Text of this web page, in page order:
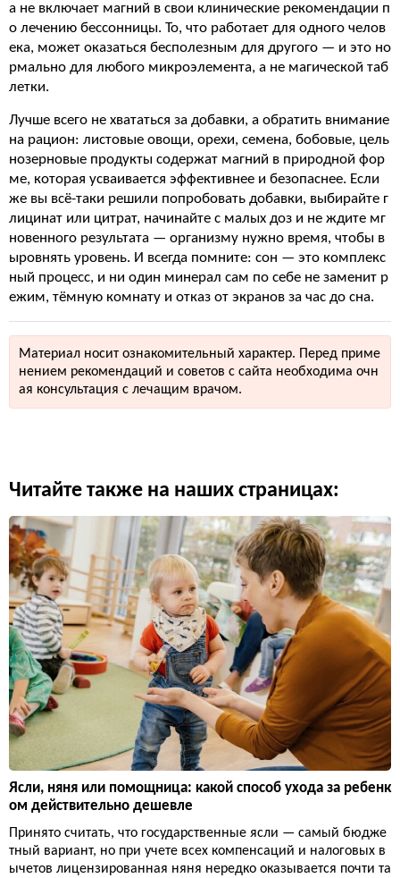
а не включает магний в свои клинические рекомендации п
о лечению бессонницы. То, что работает для одного челов
ека, может оказаться бесполезным для другого — и это но
рмально для любого микроэлемента, а не магической таб
летки.
Лучше всего не хвататься за добавки, а обратить внимание
на рацион: листовые овощи, орехи, семена, бобовые, цель
нозерновые продукты содержат магний в природной фор
ме, которая усваивается эффективнее и безопаснее. Если
же вы всё-таки решили попробовать добавки, выбирайте г
лицинат или цитрат, начинайте с малых доз и не ждите мг
новенного результата — организму нужно время, чтобы в
ыровнять уровень. И всегда помните: сон — это комплекс
ный процесс, и ни один минерал сам по себе не заменит р
ежим, тёмную комнату и отказ от экранов за час до сна.
Материал носит ознакомительный характер. Перед приме
нением рекомендаций и советов с сайта необходима очн
ая консультация с лечащим врачом.
Читайте также на наших страницах:
Ясли, няня или помощница: какой способ ухода за ребенк
ом действительно дешевле
Принято считать, что государственные ясли — самый бюдже
тный вариант, но при учете всех компенсаций и налоговых в
ычетов лицензированная няня нередко оказывается почти та